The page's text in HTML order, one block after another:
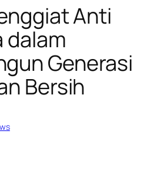
Anti
dalam
Generasi
Bersih